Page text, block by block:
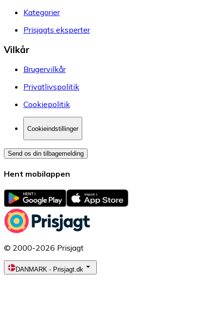
Kategorier
Prisjagts eksperter
Vilkår
Brugervilkår
Privatlivspolitik
Cookiepolitik
Cookieindstillinger
Send os din tilbagemelding
Hent mobilappen
© 2000-2026 Prisjagt
DANMARK - Prisjagt.dk